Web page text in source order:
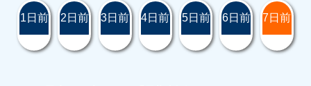
1日前 2日前 3日前 4日前 5日前 6日前 7日前